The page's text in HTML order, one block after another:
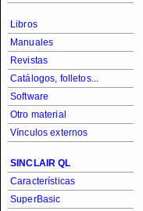
Libros
Manuales
Revistas
Catálogos, folletos...
Software
Otro material
Vínculos externos
SINCLAIR QL
Características
SuperBasic